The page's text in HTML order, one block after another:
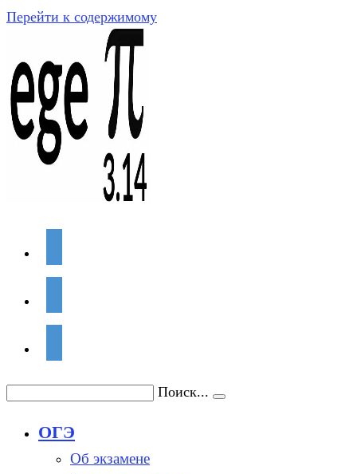
Перейти к содержимому
Поиск...
ОГЭ
Об экзамене